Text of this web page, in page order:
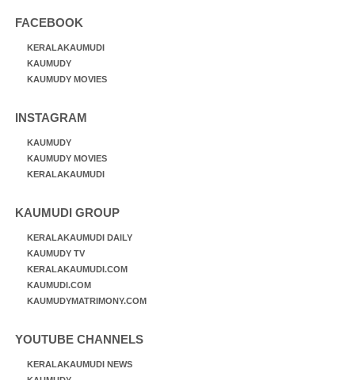
FACEBOOK
KERALAKAUMUDI
KAUMUDY
KAUMUDY MOVIES
INSTAGRAM
KAUMUDY
KAUMUDY MOVIES
KERALAKAUMUDI
KAUMUDI GROUP
KERALAKAUMUDI DAILY
KAUMUDY TV
KERALAKAUMUDI.COM
KAUMUDI.COM
KAUMUDYMATRIMONY.COM
YOUTUBE CHANNELS
KERALAKAUMUDI NEWS